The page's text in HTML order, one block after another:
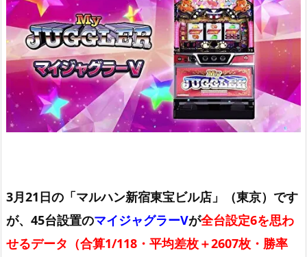
3月21日の「マルハン新宿東宝ビル店」（東京）です
が、45台設置のマイジャグラーVが全台設定6を思わ
せるデータ（合算1/118・平均差枚＋2607枚・勝率